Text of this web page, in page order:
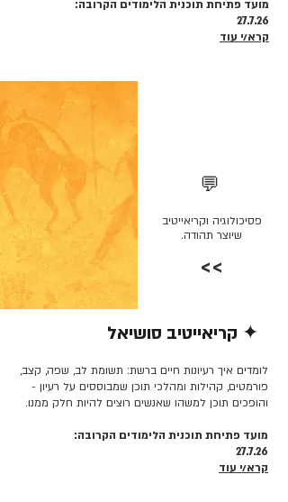
מועד פתיחת תוכנית הלימודים הקרובה:
27.7.26
קרא/י עוד
💬
פסיכולוגיה וקריאייטיב
שיוצר תהודה.
>>
✦ קריאייטיב סושיאל
לומדים איך רעיונות חיים ברשת: תשומת לב, שפה, קצב,
פורמטים, קהילות ומהלכי תוכן שמבוססים על רעיון -
והופכים תוכן למשהו שאנשים רוצים להיות חלק ממנו.
מועד פתיחת תוכנית הלימודים הקרובה:
27.7.26
קרא/י עוד